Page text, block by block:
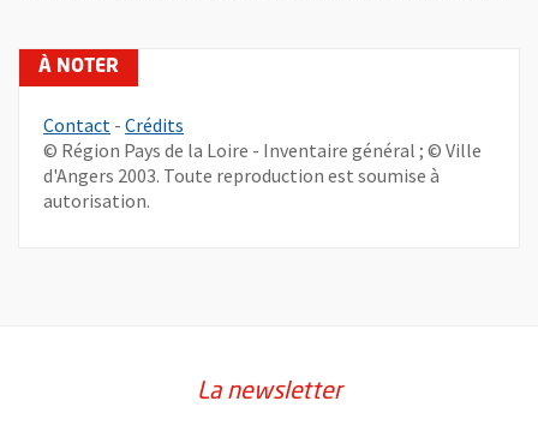
Contact , Ouvre une nouvelle fenêtre
- Crédits
© Région Pays de la Loire - Inventaire général ; © Ville
d'Angers 2003. Toute reproduction est soumise à
autorisation.
La newsletter